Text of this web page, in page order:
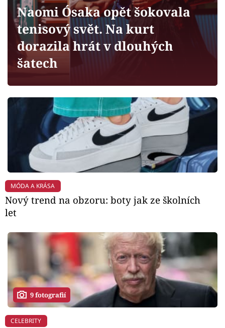
Sledujte prima+
Filmový festival Karlovy Vary
Mámy sobě
Přihlášení
Sledujte nás
Naomi Ósaka opět šokovala
tenisový svět. Na kurt
dorazila hrát v dlouhých
šatech
MÓDA A KRÁSA
Nový trend na obzoru: boty jak ze školních
let
9 fotografií
CELEBRITY